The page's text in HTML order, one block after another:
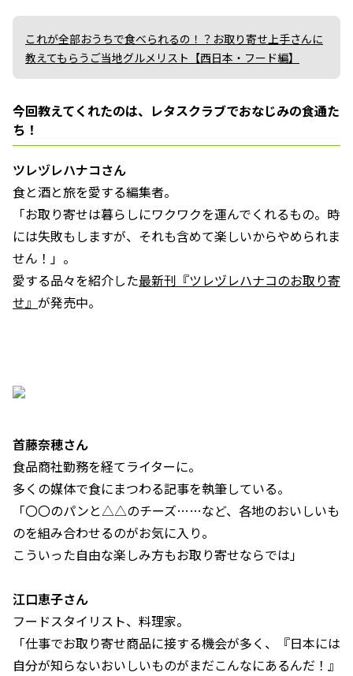
これが全部おうちで食べられるの！？お取り寄せ上手さんに
教えてもらうご当地グルメリスト【西日本・フード編】
今回教えてくれたのは、レタスクラブでおなじみの食通た
ち！
ツレヅレハナコさん
食と酒と旅を愛する編集者。
「お取り寄せは暮らしにワクワクを運んでくれるもの。時
には失敗もしますが、それも含めて楽しいからやめられま
せん！」。
愛する品々を紹介した最新刊『ツレヅレハナコのお取り寄
せ』 が発売中。
首藤奈穂さん
食品商社勤務を経てライターに。
多くの媒体で食にまつわる記事を執筆している。
「〇〇のパンと△△のチーズ……など、各地のおいしいも
のを組み合わせるのがお気に入り。
こういった自由な楽しみ方もお取り寄せならでは」
江口恵子さん
フードスタイリスト、料理家。
「仕事でお取り寄せ商品に接する機会が多く、『日本には
自分が知らないおいしいものがまだこんなにあるんだ！』